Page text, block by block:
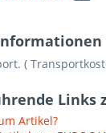
(
Links
Artikel?